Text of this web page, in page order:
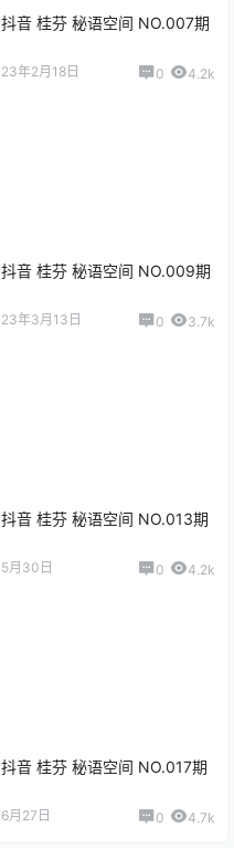
抖音 桂芬 秘语空间 NO.007期
23年2月18日 0 4.2k
抖音 桂芬 秘语空间 NO.009期
23年3月13日 0 3.7k
抖音 桂芬 秘语空间 NO.013期
5月30日 0 4.2k
抖音 桂芬 秘语空间 NO.017期
6月27日 0 4.7k